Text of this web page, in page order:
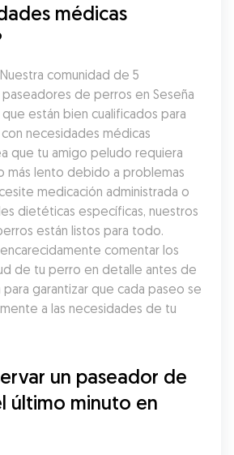
médicas
comunidad de 5
de perros en Seseña
están bien cualificados para
necesidades médicas
que tu amigo peludo requiera
más lento debido a problemas
medicación administrada o
dietéticas específicas, nuestros
están listos para todo.
comentar los
de tu perro en detalle antes de
para garantizar que cada paseo se
a las necesidades de tu
un paseador de
último minuto en